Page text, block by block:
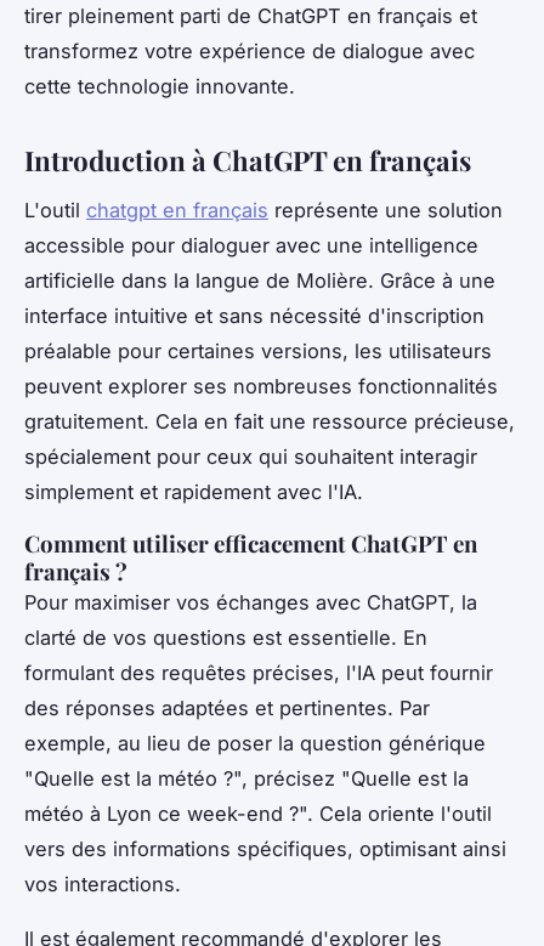
tirer pleinement parti de ChatGPT en français et
transformez votre expérience de dialogue avec
cette technologie innovante.
Introduction à ChatGPT en français
L'outil chatgpt en français représente une solution
accessible pour dialoguer avec une intelligence
artificielle dans la langue de Molière. Grâce à une
interface intuitive et sans nécessité d'inscription
préalable pour certaines versions, les utilisateurs
peuvent explorer ses nombreuses fonctionnalités
gratuitement. Cela en fait une ressource précieuse,
spécialement pour ceux qui souhaitent interagir
simplement et rapidement avec l'IA.
Comment utiliser efficacement ChatGPT en
français ?
Pour maximiser vos échanges avec ChatGPT, la
clarté de vos questions est essentielle. En
formulant des requêtes précises, l'IA peut fournir
des réponses adaptées et pertinentes. Par
exemple, au lieu de poser la question générique
"Quelle est la météo ?", précisez "Quelle est la
météo à Lyon ce week-end ?". Cela oriente l'outil
vers des informations spécifiques, optimisant ainsi
vos interactions.
Il est également recommandé d'explorer les